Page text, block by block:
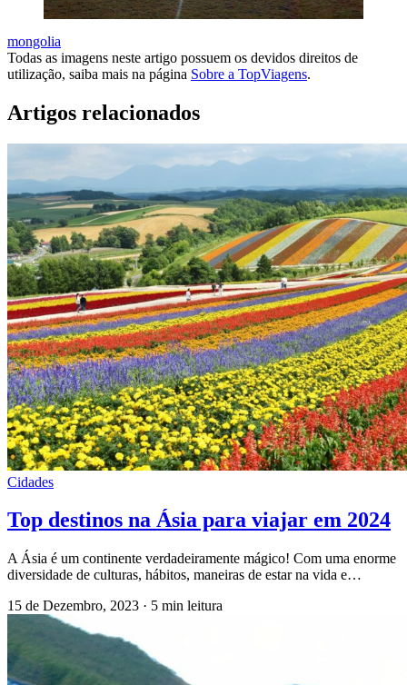
mongolia
Todas as imagens neste artigo possuem os devidos direitos de
utilização, saiba mais na página Sobre a TopViagens.
Artigos relacionados
Cidades
Top destinos na Ásia para viajar em 2024
A Ásia é um continente verdadeiramente mágico! Com uma enorme
diversidade de culturas, hábitos, maneiras de estar na vida e…
15 de Dezembro, 2023 · 5 min leitura